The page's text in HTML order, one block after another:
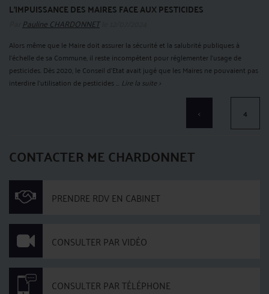
L’IMPUISSANCE DES MAIRES FACE AUX PESTICIDES
Pauline CHARDONNETle 12/07/2024
Alors même que le Maire doit assurer la sécurité et la salubrité publiques à
l’échelle de sa Commune, il reste incompétent pour réglementer l’usage de
pesticides. Dès 2020, le Conseil d’Etat avait jugé que les Maires ne pouvaient pas
interdire l’utilisation de pesticides ... Lire la suite >
< 4
CONTACTER ME CHARDONNET
PRENDRE RDV EN CABINET
CONSULTER PAR VIDÉO
CONSULTER PAR TÉLÉPHONE